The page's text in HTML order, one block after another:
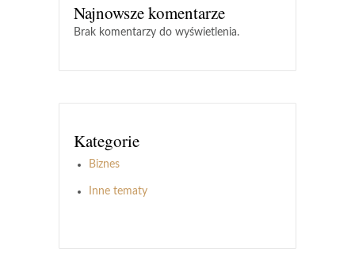
Najnowsze komentarze
Brak komentarzy do wyświetlenia.
Kategorie
Biznes
Inne tematy